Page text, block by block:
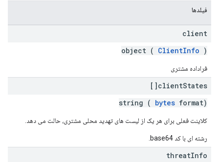
فیلدها
client
object ( ClientInfo )
فراداده مشتری
clientStates[]
string ( bytes format)
کلاینت فعلی برای هر یک از لیست های تهدید محلی مشتری، حالت می دهد.
رشته ای با کد base64.
threatInfo